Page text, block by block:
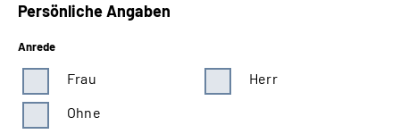
Persönliche Angaben
Anrede
Frau
Herr
Ohne